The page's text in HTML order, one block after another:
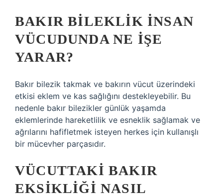
BAKIR BILEKLIK INSAN
VÜCUDUNDA NE IŞE
YARAR?
Bakır bilezik takmak ve bakırın vücut üzerindeki
etkisi eklem ve kas sağlığını destekleyebilir. Bu
nedenle bakır bilezikler günlük yaşamda
eklemlerinde hareketlilik ve esneklik sağlamak ve
ağrılarını hafifletmek isteyen herkes için kullanışlı
bir mücevher parçasıdır.
VÜCUTTAKI BAKIR
EKSIKLIĞI NASIL